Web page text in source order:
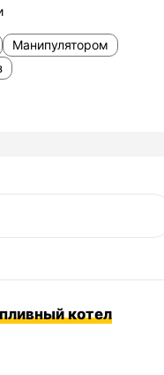
Манипулятором
котел